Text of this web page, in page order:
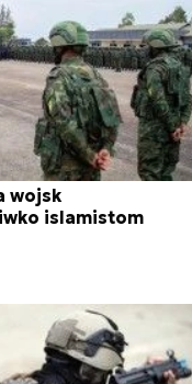
wojsk
islamistom